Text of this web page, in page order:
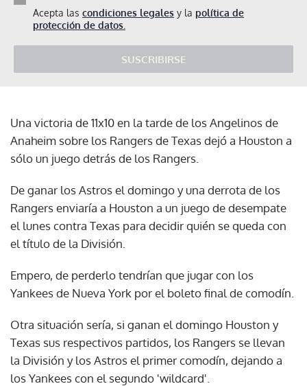
Acepta las condiciones legales y la política de
protección de datos.
SUSCRIBIRSE
Una victoria de 11x10 en la tarde de los Angelinos de
Anaheim sobre los Rangers de Texas dejó a Houston a
sólo un juego detrás de los Rangers.
De ganar los Astros el domingo y una derrota de los
Rangers enviaría a Houston a un juego de desempate
el lunes contra Texas para decidir quién se queda con
el título de la División.
Empero, de perderlo tendrían que jugar con los
Yankees de Nueva York por el boleto final de comodín.
Otra situación sería, si ganan el domingo Houston y
Texas sus respectivos partidos, los Rangers se llevan
la División y los Astros el primer comodín, dejando a
los Yankees con el segundo 'wildcard'.